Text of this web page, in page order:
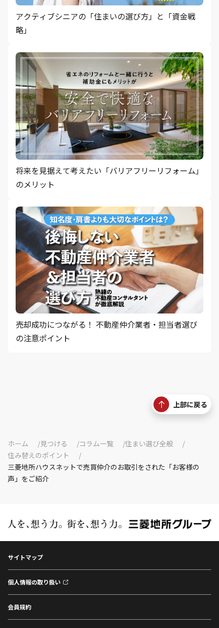
アクティブシニアの「住まいの選び方」と「資金戦
略」
将来を見据えて考えたい「バリアフリーリフォーム」
のメリット
売却成功につながる！ 不動産仲介業者・担当者選び
の注意ポイント
上部に戻る
ホーム 見つける コラム一覧
住まい選び全般
住み替えのポイント
三菱地所ハウスネットで売買仲介のお取引をされた「お客様の
声」をご紹介
サイトマップ
個人情報の取り扱い
会員規約